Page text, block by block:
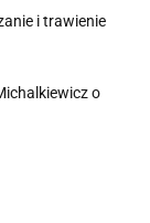
i trawienie
o